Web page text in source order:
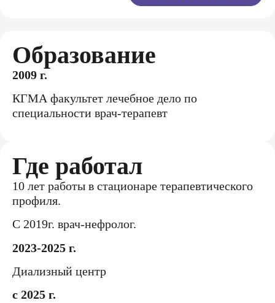
Образование
2009 г.
КГМА факультет лечебное дело по
специальности врач-терапевт
Где работал
10 лет работы в стационаре терапевтического
профиля.
С 2019г. врач-нефролог.
2023-2025 г.
Диализный центр
с 2025 г.